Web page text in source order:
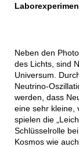
Neben den
des Lichts, sind
Universum.
Neutrino-
werden, dass
eine sehr kleine,
spielen die
Schlüsselrolle
Kosmos wie